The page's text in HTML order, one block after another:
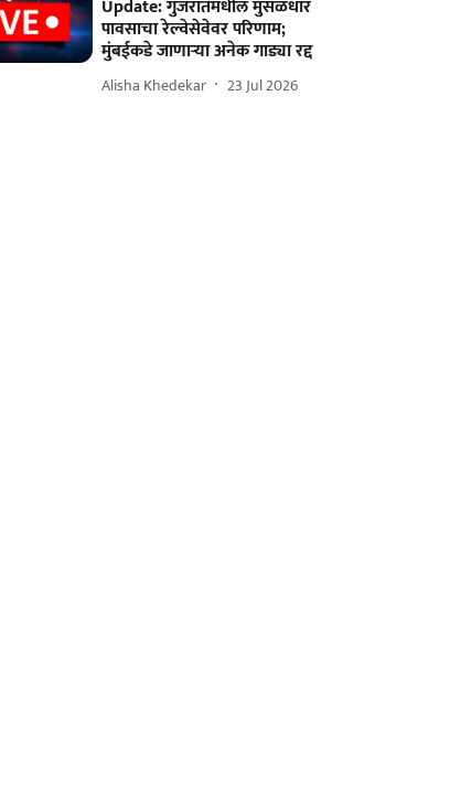
Update: गुजरातमधील मुसळधार
पावसाचा रेल्वेसेवेवर परिणाम;
मुंबईकडे जाणाऱ्या अनेक गाड्या रद्द
Alisha Khedekar 23 Jul 2026